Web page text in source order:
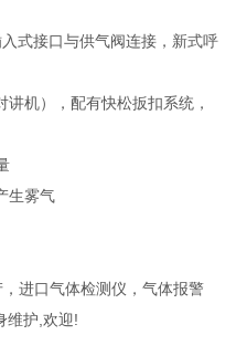
式接口与供气阀连接，新式呼
机），配有快松扳扣系统，
生雾气
进口气体检测仪，气体报警
维护,欢迎!